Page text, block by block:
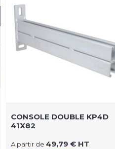
CONSOLE DOUBLE KP4D
41X82
A partir de 49,79 € HT